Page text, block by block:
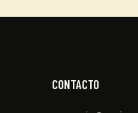
CONTACTO